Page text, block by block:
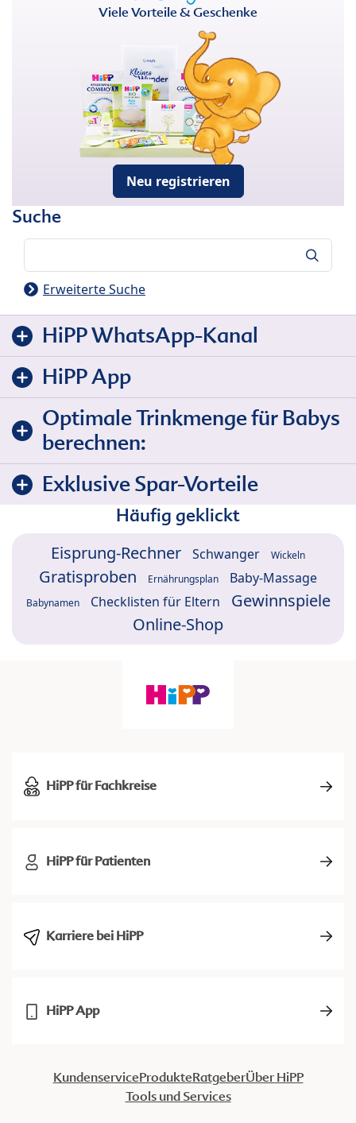
Viele Vorteile & Geschenke
Neu registrieren
Suche
Erweiterte Suche
HiPP WhatsApp-Kanal
HiPP App
Optimale Trinkmenge für Babys
berechnen:
Exklusive Spar-Vorteile
Häufig geklickt
Eisprung-Rechner Schwanger Wickeln
Gratisproben Ernährungsplan Baby-Massage
Babynamen Checklisten für Eltern
Gewinnspiele
Online-Shop
HiPP für Fachkreise
HiPP für Patienten
Karriere bei HiPP
HiPP App
KundenserviceProdukteRatgeberÜber HiPP
Tools und Services